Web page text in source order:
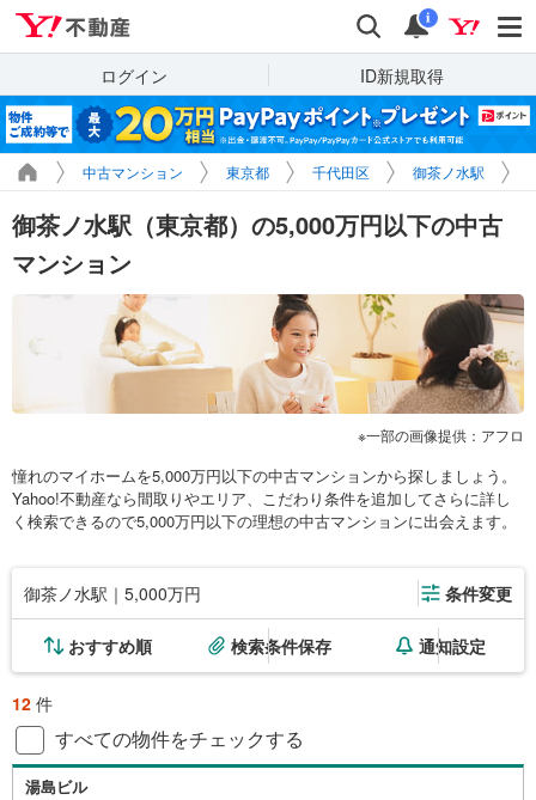
検索 通知
i
ログイン ID新規取得
中古マンション 東京都 千代田区 御茶ノ水駅
御茶ノ水駅（東京都）の5,000万円以下の中古
マンション
一部の画像提供：アフロ
憧れのマイホームを5,000万円以下の中古マンションから探しましょう。
Yahoo!不動産なら間取りやエリア、こだわり条件を追加してさらに詳し
く検索できるので5,000万円以下の理想の中古マンションに出会えます。
御茶ノ水駅｜5,000万円 条件変更
おすすめ順 検索条件保存 通知設定
12 件
すべての物件をチェックする
湯島ビル